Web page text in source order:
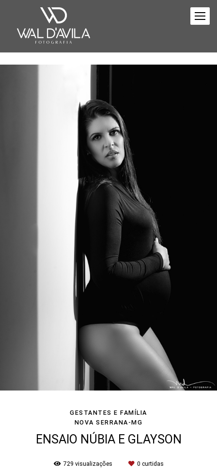
GESTANTES E FAMÍLIA
NOVA SERRANA-MG
ENSAIO NÚBIA E GLAYSON
729 visualizações 0 curtidas